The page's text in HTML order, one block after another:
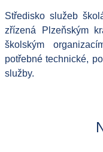
Středisko služeb
zřízená Plzeňským
školským
potřebné technické,
služby.